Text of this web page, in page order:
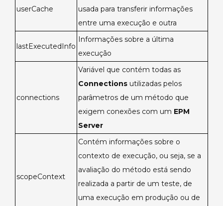
userCache
usada para transferir informações
entre uma execução e outra
lastExecutedInfo
Informações sobre a última
execução
connections
Variável que contém todas as
Connections utilizadas pelos
parâmetros de um método que
exigem conexões com um EPM
Server
scopeContext
Contém informações sobre o
contexto de execução, ou seja, se a
avaliação do método está sendo
realizada a partir de um teste, de
uma execução em produção ou de